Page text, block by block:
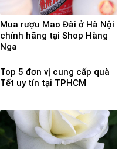
Mua rượu Mao Đài ở Hà Nội
chính hãng tại Shop Hàng
Nga
Top 5 đơn vị cung cấp quà
Tết uy tín tại TPHCM